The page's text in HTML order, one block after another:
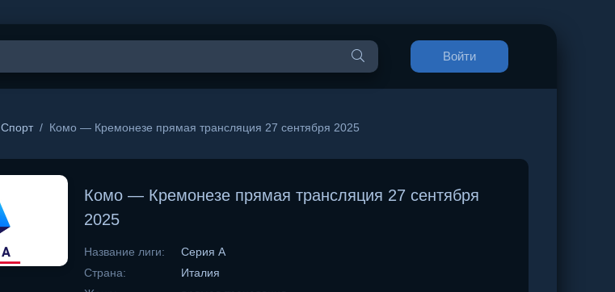
Войти
Спорт/ Комо — Кремонезе прямая трансляция 27 сентября 2025
Комо — Кремонезе прямая трансляция 27 сентября
2025
Название лиги:
Серия А
Страна:
Италия